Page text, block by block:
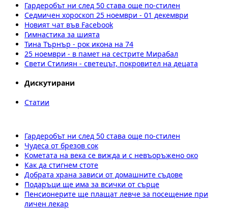
Гардеробът ни след 50 става още по-стилен
Седмичен хороскоп 25 ноември - 01 декември
Новият чат във Facebook
Гимнастика за шията
Тина Търнър - рок икона на 74
25 ноември - в памет на сестрите Мирабал
Свети Стилиян - светецът, покровител на децата
Дискутирани
Статии
Гардеробът ни след 50 става още по-стилен
Чудеса от брезов сок
Кометата на века се вижда и с невъоръжено око
Как да стигнем стоте
Добрата храна зависи от домашните съдове
Подаръци ще има за всички от сърце
Пенсионерите ще плащат левче за посещение при
личен лекар